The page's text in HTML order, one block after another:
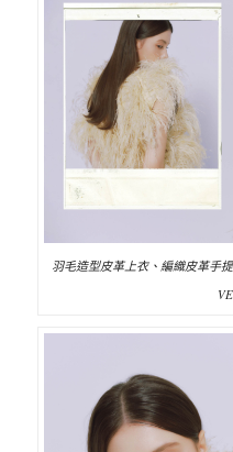
羽毛造型皮革上衣、編織皮革手